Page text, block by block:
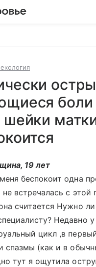
боли
шейки
19 лет
беспокоит одна
не встречалась с этой
считается Нужно ли
Недавно
цикл ,в
спазмы (как и в
тут я ощутила